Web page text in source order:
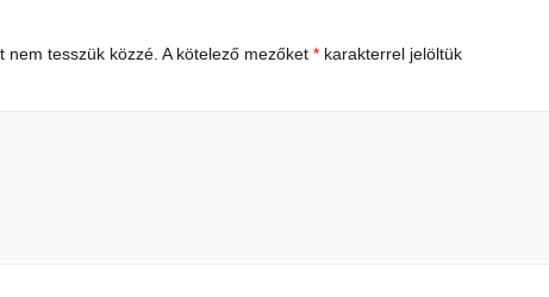
nem tesszük közzé. A kötelező mezőket* karakterrel jelöltük